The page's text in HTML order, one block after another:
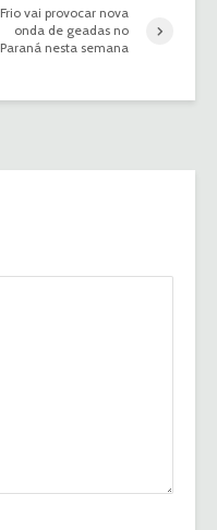
Frio vai provocar nova
onda de geadas no
Paraná nesta semana